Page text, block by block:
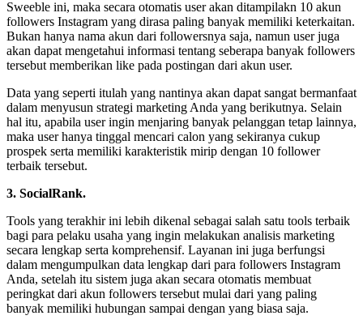
Sweeble ini, maka secara otomatis user akan ditampilakn 10 akun
followers Instagram yang dirasa paling banyak memiliki keterkaitan.
Bukan hanya nama akun dari followersnya saja, namun user juga
akan dapat mengetahui informasi tentang seberapa banyak followers
tersebut memberikan like pada postingan dari akun user.
Data yang seperti itulah yang nantinya akan dapat sangat bermanfaat
dalam menyusun strategi marketing Anda yang berikutnya. Selain
hal itu, apabila user ingin menjaring banyak pelanggan tetap lainnya,
maka user hanya tinggal mencari calon yang sekiranya cukup
prospek serta memiliki karakteristik mirip dengan 10 follower
terbaik tersebut.
3. SocialRank.
Tools yang terakhir ini lebih dikenal sebagai salah satu tools terbaik
bagi para pelaku usaha yang ingin melakukan analisis marketing
secara lengkap serta komprehensif. Layanan ini juga berfungsi
dalam mengumpulkan data lengkap dari para followers Instagram
Anda, setelah itu sistem juga akan secara otomatis membuat
peringkat dari akun followers tersebut mulai dari yang paling
banyak memiliki hubungan sampai dengan yang biasa saja.